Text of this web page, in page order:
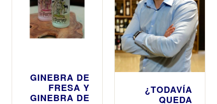
GINEBRA DE
FRESA Y
GINEBRA DE
¿TODAVÍA
QUEDA